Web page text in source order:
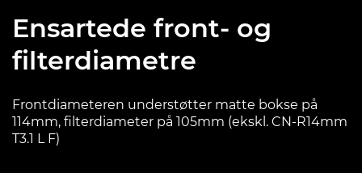
Ensartede front- og
filterdiametre
Frontdiameteren understøtter matte bokse på
114mm, filterdiameter på 105mm (ekskl. CN-R14mm
T3.1 L F)